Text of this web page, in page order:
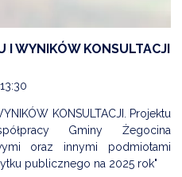
I WYNIKÓW KONSULTACJI
KONSULTACJI. Projektu
Gminy Żegocina
oraz innymi podmiotami
publicznego na 2025 rok"